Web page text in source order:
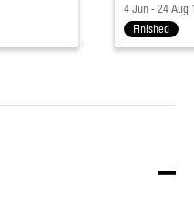
4 Jun - 24 Aug
Finished